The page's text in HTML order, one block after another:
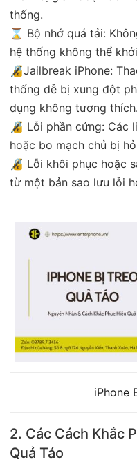
thống.
⌛ Bộ nhớ quá tải:
hệ thống không thể
🔏Jailbreak iPhone:
thống dễ bị xung đột
dụng không tương thích.
🔏 Lỗi phần cứng: Các
hoặc bo mạch chủ bị
🔏 Lỗi khôi phục hoặc
từ một bản sao lưu lỗi
iPhone
2. Các Cách Khắc
Quả Táo